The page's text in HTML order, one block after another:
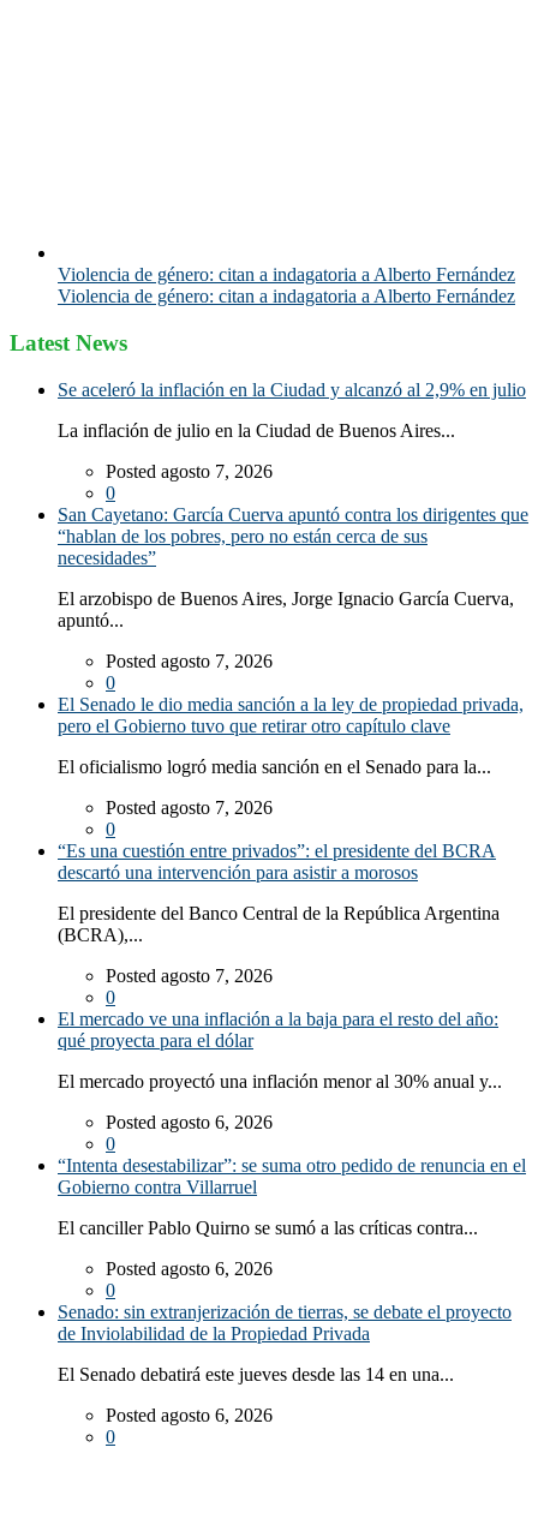
Violencia de género: citan a indagatoria a Alberto Fernández
Violencia de género: citan a indagatoria a Alberto Fernández
Latest News
Se aceleró la inflación en la Ciudad y alcanzó al 2,9% en julio
La inflación de julio en la Ciudad de Buenos Aires...
Posted agosto 7, 2026
0
San Cayetano: García Cuerva apuntó contra los dirigentes que
“hablan de los pobres, pero no están cerca de sus
necesidades”
El arzobispo de Buenos Aires, Jorge Ignacio García Cuerva,
apuntó...
Posted agosto 7, 2026
0
El Senado le dio media sanción a la ley de propiedad privada,
pero el Gobierno tuvo que retirar otro capítulo clave
El oficialismo logró media sanción en el Senado para la...
Posted agosto 7, 2026
0
“Es una cuestión entre privados”: el presidente del BCRA
descartó una intervención para asistir a morosos
El presidente del Banco Central de la República Argentina
(BCRA),...
Posted agosto 7, 2026
0
El mercado ve una inflación a la baja para el resto del año:
qué proyecta para el dólar
El mercado proyectó una inflación menor al 30% anual y...
Posted agosto 6, 2026
0
“Intenta desestabilizar”: se suma otro pedido de renuncia en el
Gobierno contra Villarruel
El canciller Pablo Quirno se sumó a las críticas contra...
Posted agosto 6, 2026
0
Senado: sin extranjerización de tierras, se debate el proyecto
de Inviolabilidad de la Propiedad Privada
El Senado debatirá este jueves desde las 14 en una...
Posted agosto 6, 2026
0